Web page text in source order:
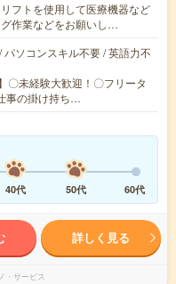
フトを使用して医療機器など
作業などをお願いし…
ソコンスキル不要 / 英語力不
〇未経験大歓迎！〇フリータ
事の掛け持ち…
40代 50代 60代
詳しく見る
・サービス